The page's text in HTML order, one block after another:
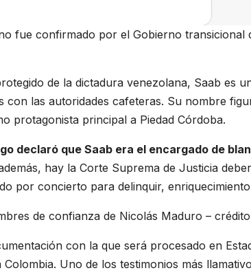
fue confirmado por el Gobierno transicional
de la dictadura venezolana, Saab es
con las autoridades cafeteras. Su nombre
protagonista principal a Piedad Córdoba.
declaró que Saab era el encargado de
hay la Corte Suprema de Justicia
por concierto para delinquir,
de confianza de Nicolás Maduro –
con la que será procesado en
Colombia. Uno de los testimonios más